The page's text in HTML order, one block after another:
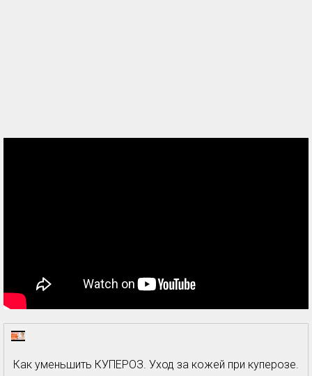
Как уменьшить КУПЕРОЗ. Уход за кожей при куперозе.